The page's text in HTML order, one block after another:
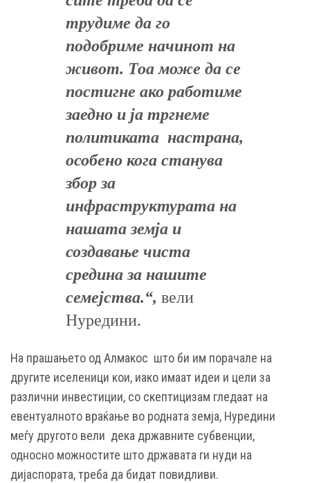
трудиме да го
подобриме начинот на
живот. Тоа може да се
постигне ако работиме
заедно и ја тргнеме
политиката настрана,
особено кога станува
збор за
инфраструктурата на
нашата земја и
создавање чиста
средина за нашите
семејства.“, вели
Нуредини.
На прашањето од Алмакос што би им порачале на
другите иселеници кои, иако имаат идеи и цели за
различни инвестиции, со скептицизам гледаат на
евентуалното враќање во родната земја, Нуредини
меѓу другото вели дека државните субвенции,
односно можностите што државата ги нуди на
дијаспората, треба да бидат повидливи.